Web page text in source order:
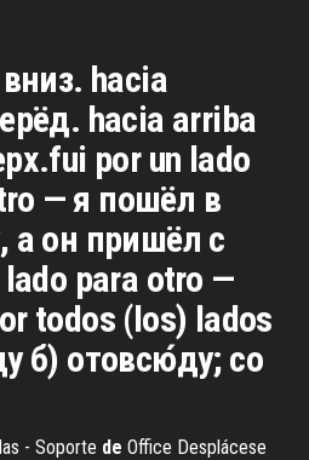
hacia
hacia arriba
por un lado
— я пошёл в
а он пришёл с
lado para otro —
todos (los) lados
б) отовсю́ду; со
- Soporte de Office Desplácese